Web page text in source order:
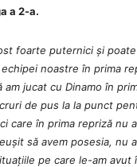
a 2-a.
foarte puternici și
noastre în prima
jucat cu Dinamo în
de pus la la punct
care în prima repriză nu
să avem posesia, nu
pe care le-am avut